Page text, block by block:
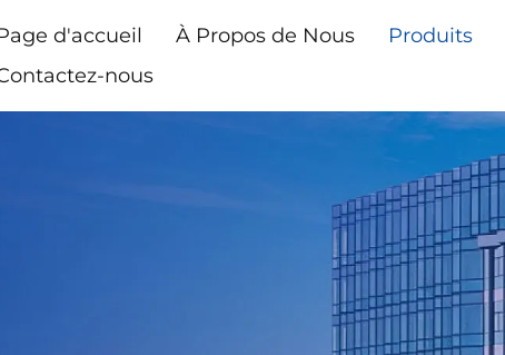
d'accueil À Propos de Nous Produits
nous